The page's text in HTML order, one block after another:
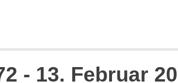
- 13. Februar